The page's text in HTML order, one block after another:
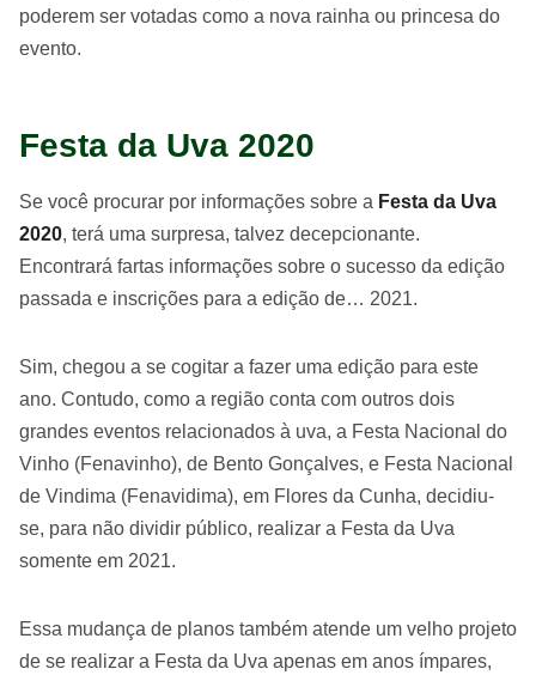
poderem ser votadas como a nova rainha ou princesa do
evento.
Festa da Uva 2020
Se você procurar por informações sobre a Festa da Uva
2020, terá uma surpresa, talvez decepcionante.
Encontrará fartas informações sobre o sucesso da edição
passada e inscrições para a edição de… 2021.
Sim, chegou a se cogitar a fazer uma edição para este
ano. Contudo, como a região conta com outros dois
grandes eventos relacionados à uva, a Festa Nacional do
Vinho (Fenavinho), de Bento Gonçalves, e Festa Nacional
de Vindima (Fenavidima), em Flores da Cunha, decidiu-
se, para não dividir público, realizar a Festa da Uva
somente em 2021.
Essa mudança de planos também atende um velho projeto
de se realizar a Festa da Uva apenas em anos ímpares,